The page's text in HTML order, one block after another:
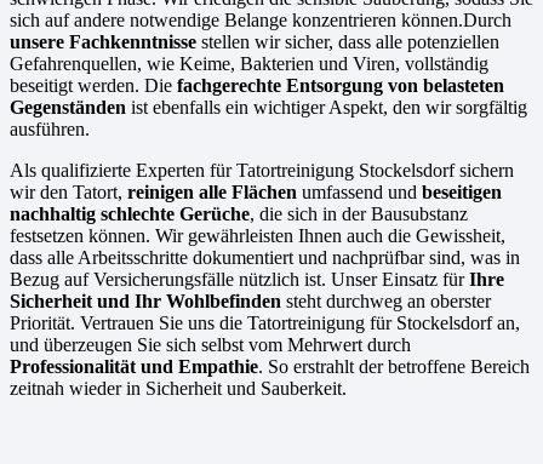
sich auf andere notwendige Belange konzentrieren können.Durch
unsere Fachkenntnisse stellen wir sicher, dass alle potenziellen
Gefahrenquellen, wie Keime, Bakterien und Viren, vollständig
beseitigt werden. Die fachgerechte Entsorgung von belasteten
Gegenständen ist ebenfalls ein wichtiger Aspekt, den wir sorgfältig
ausführen.
Als qualifizierte Experten für Tatortreinigung Stockelsdorf sichern
wir den Tatort, reinigen alle Flächen umfassend und beseitigen
nachhaltig schlechte Gerüche, die sich in der Bausubstanz
festsetzen können. Wir gewährleisten Ihnen auch die Gewissheit,
dass alle Arbeitsschritte dokumentiert und nachprüfbar sind, was in
Bezug auf Versicherungsfälle nützlich ist. Unser Einsatz fürIhre
Sicherheit und Ihr Wohlbefinden steht durchweg an oberster
Priorität. Vertrauen Sie uns die Tatortreinigung für Stockelsdorf an,
und überzeugen Sie sich selbst vom Mehrwert durch
Professionalität und Empathie. So erstrahlt der betroffene Bereich
zeitnah wieder in Sicherheit und Sauberkeit.